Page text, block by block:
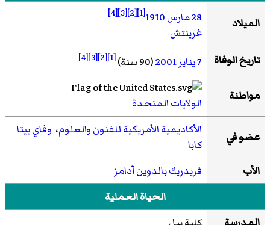
الميلاد 28 مارس 1910
[1]
[2]
[3]
[4]
غرينتش
تاريخ الوفاة
7 يناير 2001(90 سنة) [1]
[2]
[3]
[4]
مواطنة الولايات المتحدة
عضو في الأكاديمية الأمريكية للفنون والعلوم، وفاي بيتا
كابا
الأب
فريدريك بالدوين آدامز
الحياة العملية